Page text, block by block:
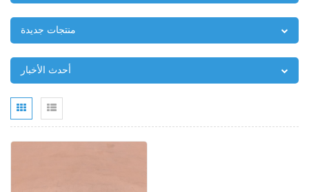
منتجات جديدة
أحدث الأخبار